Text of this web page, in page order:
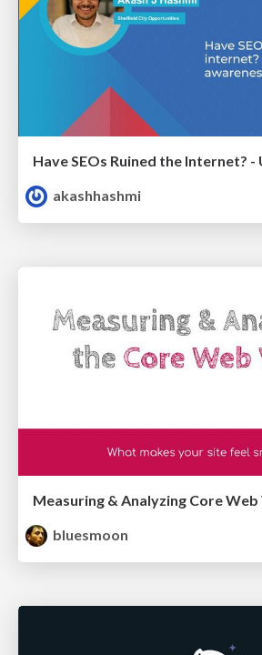
akashhashmi
Measuring & Analyzing Core
bluesmoon